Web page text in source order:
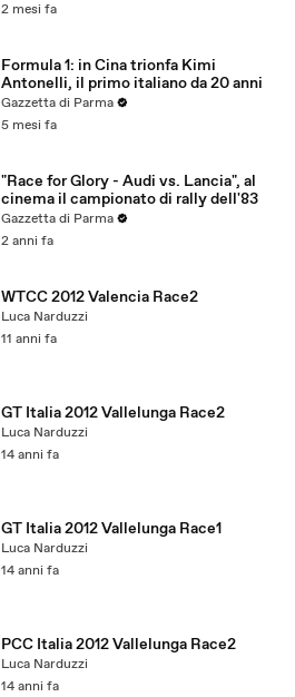
2 mesi fa
Formula 1: in Cina trionfa Kimi
Antonelli, il primo italiano da 20 anni
Gazzetta di Parma
5 mesi fa
"Race for Glory - Audi vs. Lancia", al
cinema il campionato di rally dell'83
Gazzetta di Parma
2 anni fa
WTCC 2012 Valencia Race2
Luca Narduzzi
11 anni fa
GT Italia 2012 Vallelunga Race2
Luca Narduzzi
14 anni fa
GT Italia 2012 Vallelunga Race1
Luca Narduzzi
14 anni fa
PCC Italia 2012 Vallelunga Race2
Luca Narduzzi
14 anni fa